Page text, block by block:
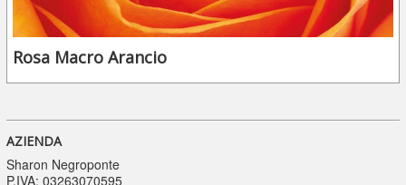
Rosa Macro Arancio
AZIENDA
Sharon Negroponte
P.IVA: 03263070595